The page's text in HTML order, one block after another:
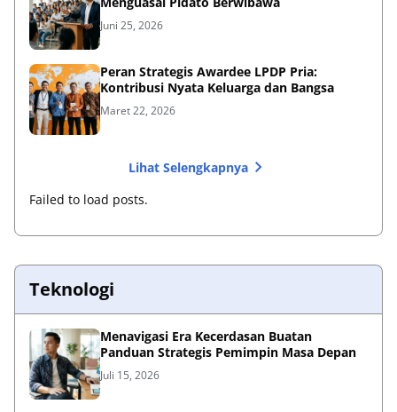
Juni 25, 2026
Peran Strategis Awardee LPDP Pria:
Kontribusi Nyata Keluarga dan Bangsa
Maret 22, 2026
Lihat Selengkapnya
Failed to load posts.
Teknologi
Menavigasi Era Kecerdasan Buatan
Panduan Strategis Pemimpin Masa Depan
Juli 15, 2026